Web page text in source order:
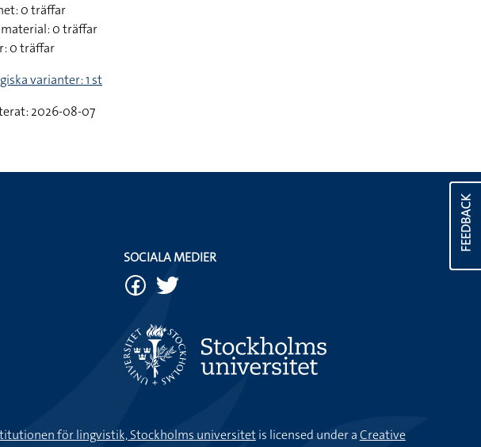
0 träffar
0 träffar
0 träffar
varianter: 1 st
2026-08-07
FEEDBACK
SOCIALA MEDIER
för lingvistik, Stockholms universitetis licensed under aCreative